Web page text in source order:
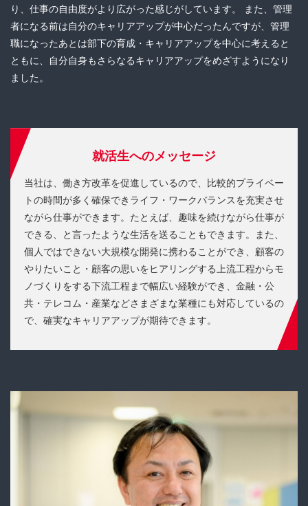
り、仕事の自由度がより広がった感じがしています。 また、管理
者になる前は自分のキャリアアップが中心だったんですが、管理
職になったあとは部下の育成・キャリアアップを中心に考えると
ともに、自分自身もさらなるキャリアアップをめざすようになり
ました。
就活生へのメッセージ
当社は、働き方改革を促進しているので、比較的プライベー
トの時間が多く確保できライフ・ワークバランスを充実させ
ながら仕事ができます。たとえば、趣味を続けながら仕事が
できる、と言ったような生活を送ることもできます。また、
個人ではできない大規模な開発に携わることができ、顧客の
やりたいこと・顧客の思いをヒアリングする上流工程からモ
ノづくりをする下流工程まで幅広い経験ができ、金融・公
共・テレコム・産業などさまざまな業種にも対応しているの
で、確実なキャリアアップが期待できます。